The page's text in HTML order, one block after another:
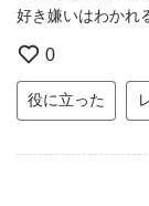
好き嫌いはわかれ
0
役に立った